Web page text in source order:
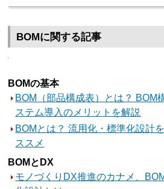
BOMに関する記事
BOMの基本
BOM（部品構成表）とは？ BOM
ステム導入のメリットを解説
BOMとは？ 流用化・標準化設計
ススメ
BOMとDX
モノづくりDX推進のカナメ、